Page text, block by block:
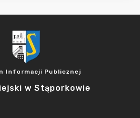
Informacji Publicznej
w Stąporkowie